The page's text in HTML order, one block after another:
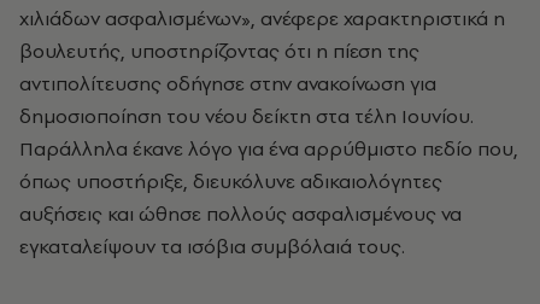
χιλιάδων ασφαλισμένων», ανέφερε χαρακτηριστικά η
βουλευτής, υποστηρίζοντας ότι η πίεση της
αντιπολίτευσης οδήγησε στην ανακοίνωση για
δημοσιοποίηση του νέου δείκτη στα τέλη Ιουνίου.
Παράλληλα έκανε λόγο για ένα αρρύθμιστο πεδίο που,
όπως υποστήριξε, διευκόλυνε αδικαιολόγητες
αυξήσεις και ώθησε πολλούς ασφαλισμένους να
εγκαταλείψουν τα ισόβια συμβόλαιά τους.